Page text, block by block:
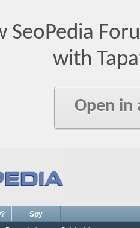
SeoPedia
with
Open in
Spy